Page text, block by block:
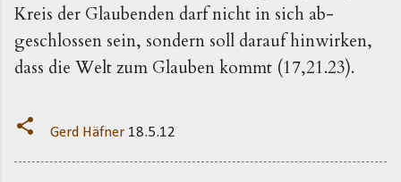
Kreis der Glaubenden darf nicht in sich ab­
geschlossen sein, sondern soll darauf hinwirken,
dass die Welt zum Glauben kommt (17,21.23).
Gerd Häfner 18.5.12